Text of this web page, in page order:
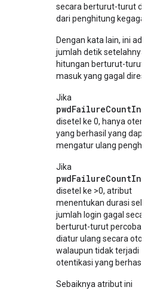
secara berturut-turut
dari penghitung
Dengan kata lain, ini
jumlah detik setelahnya
hitungan berturut-turut
masuk yang gagal
Jika
disetel ke 0, hanya
yang berhasil yang dapat
mengatur ulang
Jika
disetel ke >0, atribut
menentukan durasi
jumlah login gagal secara
berturut-turut
diatur ulang secara
walaupun tidak terjadi
otentikasi yang berhasil.
Sebaiknya atribut ini